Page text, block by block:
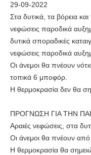
29-09-2022
Στα δυτικά, τα βόρεια
νεφώσεις παροδικά
δυτικά σποραδικές
νεφώσεις παροδικά
Οι άνεμοι θα πνέουν
τοπικά 6 μποφόρ.
Η θερμοκρασία δεν θα
ΠΡΟΓΝΩΣΗ ΓΙΑ ΤΗΝ
Αραιές νεφώσεις, στα
Οι άνεμοι θα πνέουν από
Η θερμοκρασία θα